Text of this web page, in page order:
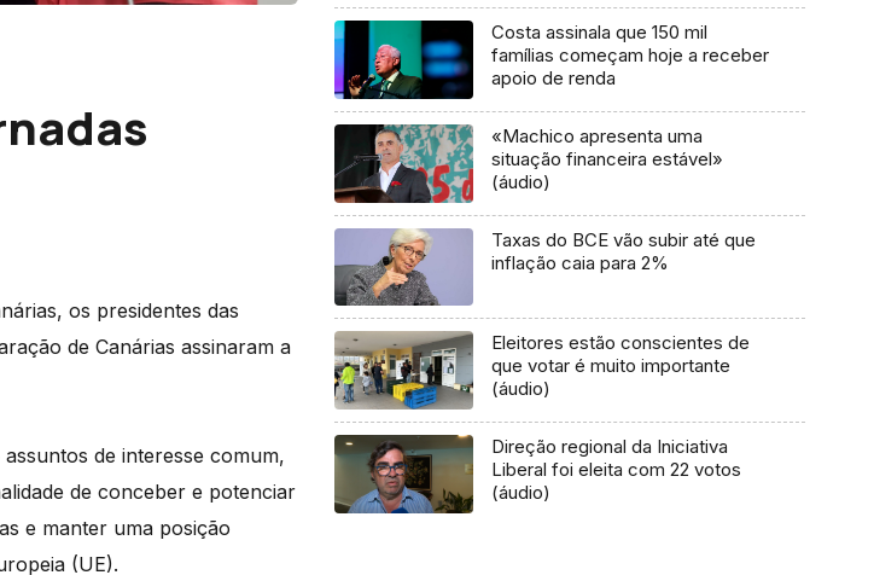
os presidentes das
de Canárias assinaram a
de interesse comum,
de conceber e potenciar
e manter uma posição
(UE).
Costa assinala que 150 mil
famílias começam hoje a receber
apoio de renda
«Machico apresenta uma
situação financeira estável»
(áudio)
Taxas do BCE vão subir até que
inflação caia para 2%
Eleitores estão conscientes de
que votar é muito importante
(áudio)
Direção regional da Iniciativa
Liberal foi eleita com 22 votos
(áudio)